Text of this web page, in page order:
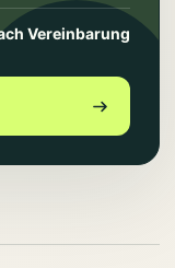
Vereinbarung